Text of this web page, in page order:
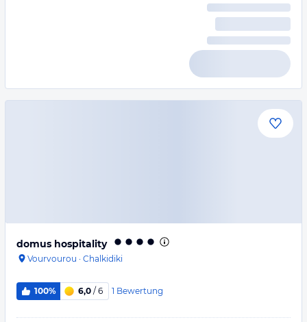
domus hospitality
Vourvourou · Chalkidiki
100% 6,0 / 6 1 Bewertung